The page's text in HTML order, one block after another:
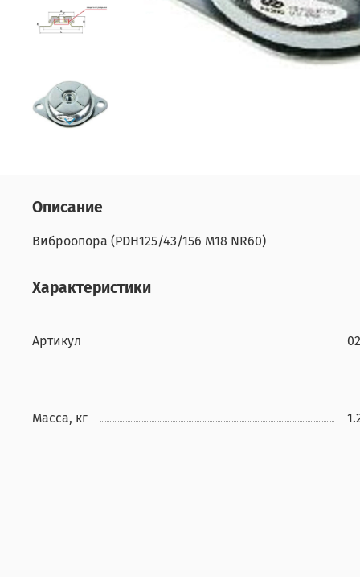
Описание
Виброопора (PDH125/43/156 M18 NR60)
Характеристики
Артикул
Масса, кг